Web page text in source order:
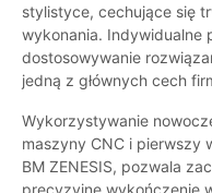
stylistyce, cechujące się
wykonania. Indywidualne
dostosowywanie
jedną z głównych cech
Wykorzystywanie
maszyny CNC i pierwszy
BM ZENESIS, pozwala
precyzyjne wykończenie